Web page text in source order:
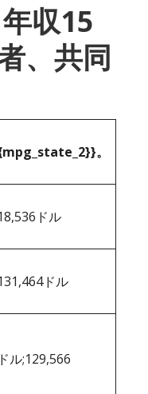
収15
、共同
。
ドル
ドル
ドル;129,566